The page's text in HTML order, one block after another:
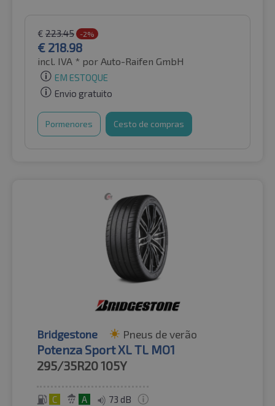
€ 223.45 -2%
€ 218.98
incl. IVA * por Auto-Raifen GmbH
EM ESTOQUE
Envio gratuito
Pormenores Cesto de compras
Bridgestone Pneus de verão
Potenza Sport XL TL MO1
295/35R20105Y
C A 73 dB